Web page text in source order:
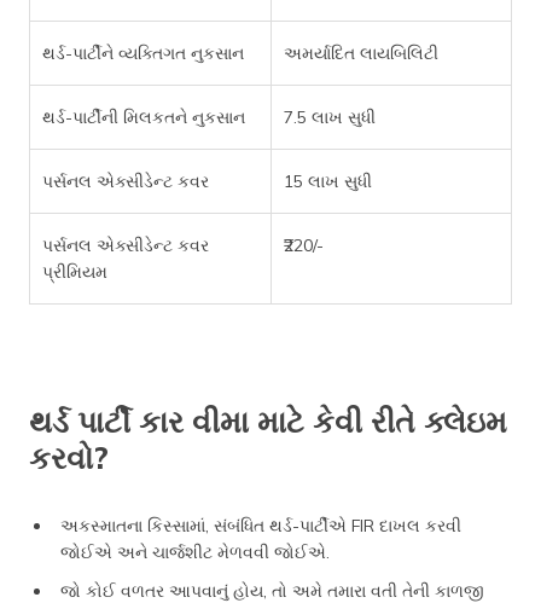
થર્ડ-પાર્ટીને વ્યક્તિગત નુકસાન અમર્યાદિત લાયબિલિટી
થર્ડ-પાર્ટીની મિલકતને નુકસાન 7.5 લાખ સુધી
પર્સનલ એક્સીડેન્ટ કવર 15 લાખ સુધી
પર્સનલ એક્સીડેન્ટ કવર
પ્રીમિયમ
₹220/-
થર્ડ પાર્ટી કાર વીમા માટે કેવી રીતે ક્લેઇમ
કરવો?
અકસ્માતના કિસ્સામાં, સંબંધિત થર્ડ-પાર્ટીએ FIR દાખલ કરવી
જોઈએ અને ચાર્જશીટ મેળવવી જોઈએ.
જો કોઈ વળતર આપવાનું હોય, તો અમે તમારા વતી તેની કાળજી